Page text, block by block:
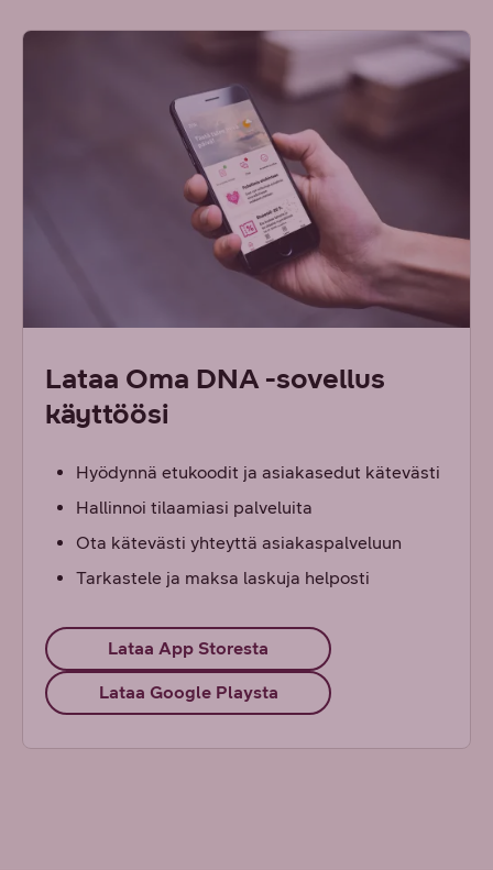
Lataa Oma DNA -sovellus
käyttöösi
Hyödynnä etukoodit ja asiakasedut kätevästi
Hallinnoi tilaamiasi palveluita
Ota kätevästi yhteyttä asiakaspalveluun
Tarkastele ja maksa laskuja helposti
Lataa App Storesta
Lataa Google Playsta